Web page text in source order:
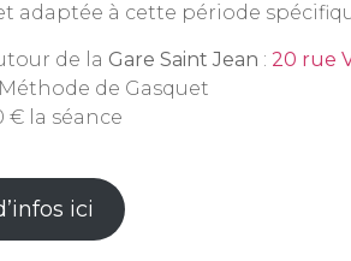
adaptée à cette période
de la Gare Saint Jean : 20 rue
Méthode de Gasquet
€ la séance
ici